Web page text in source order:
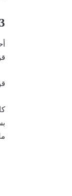
3. الشركات الجهوية